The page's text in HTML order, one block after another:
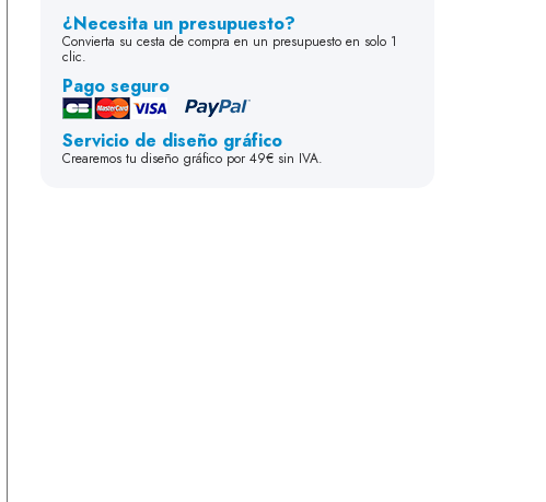
Cupón
¿Necesita un presupuesto?
Convierta su cesta de compra en un presupuesto en solo 1
clic.
Pago seguro
Servicio de diseño gráfico
Crearemos tu diseño gráfico por 49€ sin IVA.